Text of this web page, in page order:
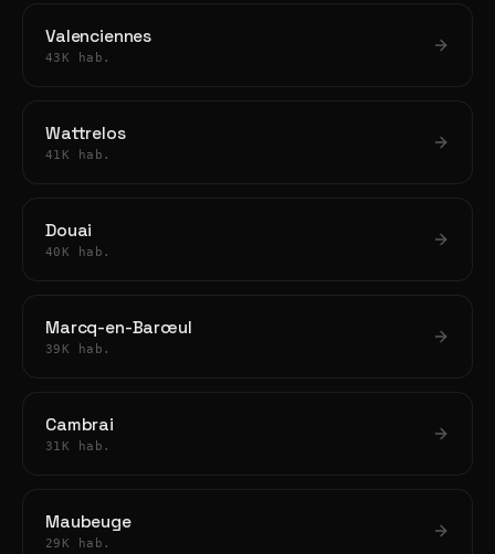
Valenciennes
43K hab.
Wattrelos
41K hab.
Douai
40K hab.
Marcq-en-Barœul
39K hab.
Cambrai
31K hab.
Maubeuge
29K hab.